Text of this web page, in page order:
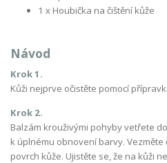
1 x Houbička na čištění kůže
Návod
Krok 1.
Kůži nejprve očistěte pomocí
Krok 2.
Balzám krouživými pohyby vetřete
k úplnému obnovení barvy.
povrch kůže. Ujistěte se, že na kůži